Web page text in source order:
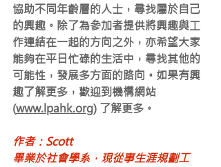
協助不同年齡層的人士，尋找屬於自己
的興趣。除了為參加者提供將興趣與工
作連結在一起的方向之外，亦希望大家
能夠在平日忙碌的生活中，尋找其他的
可能性，發展多方面的路向。如果有興
趣了解更多，歡迎到機構網站
(www.lpahk.org) 了解更多。
作者：Scott
畢業於社會學系，現從事生涯規劃工